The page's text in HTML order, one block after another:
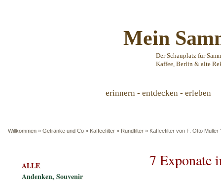
Mein
Der Schauplatz für
Kaffee, Berlin & alte
erinnern - entdecken - erleben
Willkommen » Getränke und Co » Kaffeefilter » Rundfilter » Kaffeefilter von F. Otto
7 Exponate
ALLE
Andenken, Souvenir